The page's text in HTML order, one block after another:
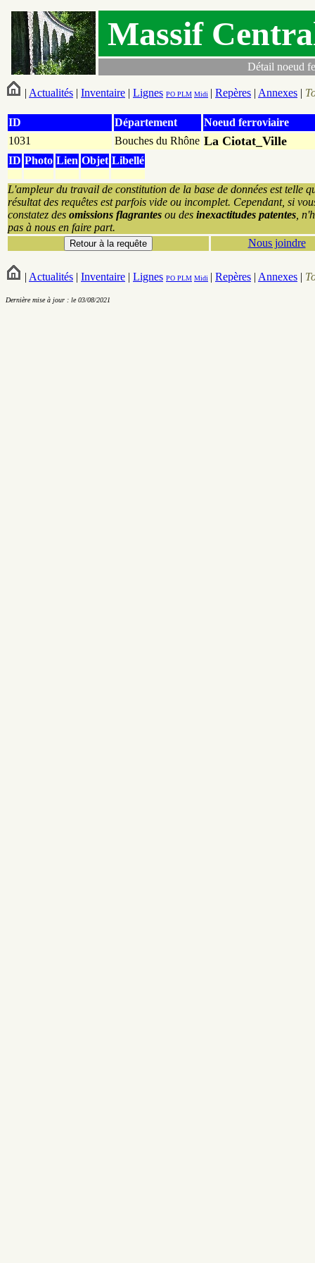
Massif
Détail noeud
| Actualités | Inventaire | Lignes PO PLM Midi | Repères | Annexes |
ID Département
Noeud ferroviaire
1031
Bouches du Rhône La Ciotat_Ville
ID Photo Lien Objet Libellé
L'ampleur du travail de constitution de la base de données est telle
résultat des requêtes est parfois vide ou incomplet. Cependant, si
constatez des omissions flagrantes ou des inexactitudes patentes ,
pas à nous en faire part.
Nous joindre
| Actualités | Inventaire | Lignes PO PLM Midi | Repères | Annexes |
Dernière mise à jour : le 03/08/2021